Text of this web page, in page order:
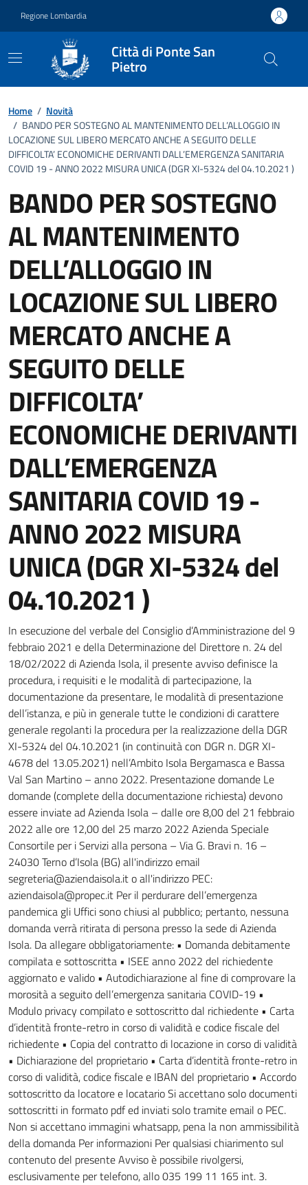
Regione Lombardia
Città di Ponte San
Pietro
Home / Novità
/ BANDO PER SOSTEGNO AL MANTENIMENTO DELL’ALLOGGIO IN
LOCAZIONE SUL LIBERO MERCATO ANCHE A SEGUITO DELLE
DIFFICOLTA’ ECONOMICHE DERIVANTI DALL’EMERGENZA SANITARIA
COVID 19 - ANNO 2022 MISURA UNICA (DGR XI-5324 del 04.10.2021 )
BANDO PER SOSTEGNO
AL MANTENIMENTO
DELL’ALLOGGIO IN
LOCAZIONE SUL LIBERO
MERCATO ANCHE A
SEGUITO DELLE
DIFFICOLTA’
ECONOMICHE DERIVANTI
DALL’EMERGENZA
SANITARIA COVID 19 -
ANNO 2022 MISURA
UNICA (DGR XI-5324 del
04.10.2021 )
Dettagli della notizia
In esecuzione del verbale del Consiglio d’Amministrazione del 9
febbraio 2021 e della Determinazione del Direttore n. 24 del
18/02/2022 di Azienda Isola, il presente avviso definisce la
procedura, i requisiti e le modalità di partecipazione, la
documentazione da presentare, le modalità di presentazione
dell’istanza, e più in generale tutte le condizioni di carattere
generale regolanti la procedura per la realizzazione della DGR
XI-5324 del 04.10.2021 (in continuità con DGR n. DGR XI-
4678 del 13.05.2021) nell’Ambito Isola Bergamasca e Bassa
Val San Martino – anno 2022. Presentazione domande Le
domande (complete della documentazione richiesta) devono
essere inviate ad Azienda Isola – dalle ore 8,00 del 21 febbraio
2022 alle ore 12,00 del 25 marzo 2022 Azienda Speciale
Consortile per i Servizi alla persona – Via G. Bravi n. 16 –
24030 Terno d’Isola (BG) all'indirizzo email
segreteria@aziendaisola.it o all'indirizzo PEC:
aziendaisola@propec.it Per il perdurare dell’emergenza
pandemica gli Uffici sono chiusi al pubblico; pertanto, nessuna
domanda verrà ritirata di persona presso la sede di Azienda
Isola. Da allegare obbligatoriamente: • Domanda debitamente
compilata e sottoscritta • ISEE anno 2022 del richiedente
aggiornato e valido • Autodichiarazione al fine di comprovare la
morosità a seguito dell’emergenza sanitaria COVID-19 •
Modulo privacy compilato e sottoscritto dal richiedente • Carta
d’identità fronte-retro in corso di validità e codice fiscale del
richiedente • Copia del contratto di locazione in corso di validità
• Dichiarazione del proprietario • Carta d’identità fronte-retro in
corso di validità, codice fiscale e IBAN del proprietario • Accordo
sottoscritto da locatore e locatario Si accettano solo documenti
sottoscritti in formato pdf ed inviati solo tramite email o PEC.
Non si accettano immagini whatsapp, pena la non ammissibilità
della domanda Per informazioni Per qualsiasi chiarimento sul
contenuto del presente Avviso è possibile rivolgersi,
esclusivamente per telefono, allo 035 199 11 165 int. 3.